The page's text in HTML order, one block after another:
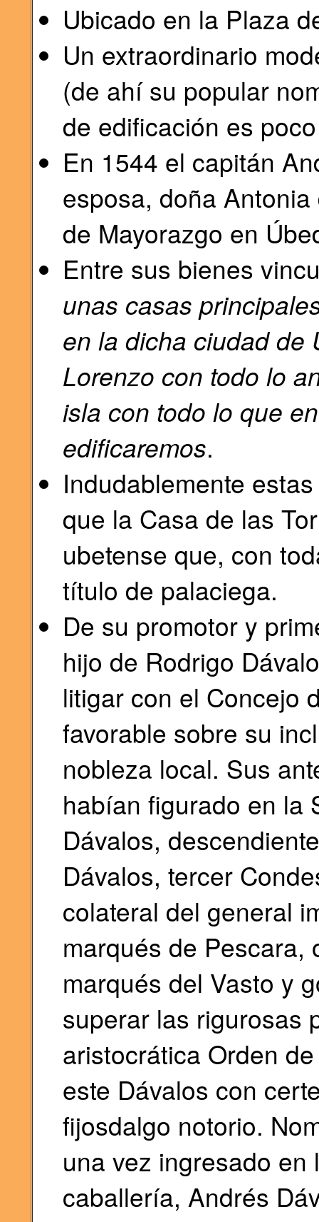
Ubicado en la Plaza
Un extraordinario
(de ahí su popular
de edificación es
En 1544 el capitán
esposa, doña
de Mayorazgo en
Entre sus bienes
unas casas
en la dicha ciudad de
Lorenzo con todo lo
isla con todo lo que
edificaremos.
Indudablemente
que la Casa de las
ubetense que, con
título de palaciega.
De su promotor y
hijo de Rodrigo
litigar con el Concejo
favorable sobre su
nobleza local. Sus
habían figurado en la
Dávalos,
Dávalos, tercer
colateral del general
marqués de Pescara,
marqués del Vasto y
superar las rigurosas
aristocrática Orden
este Dávalos con
fijosdalgo notorio.
una vez ingresado
caballería, Andrés